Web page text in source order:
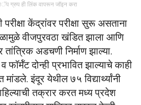
ग्रुप ही लिंक वापरून जॉइन करा
परीक्षा केंद्रांवर परीक्षा सुरू असताना
वीजपुरवठा खंडित झाला आणि
अडचणी निर्माण झाल्या.
फॉर्मॅट दोन्ही प्रभावित झाल्याचे काही
मांडले. इंदूर येथील ७५ विद्यार्थ्यांनी
तक्रार करत मध्य प्रदेश